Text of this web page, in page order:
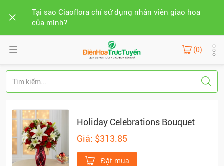
Tại sao Ciaoflora chỉ sử dụng nhân viên giao hoa
của mình?
(0)
Holiday Celebrations Bouquet
Giá: $313.85
Đặt mua